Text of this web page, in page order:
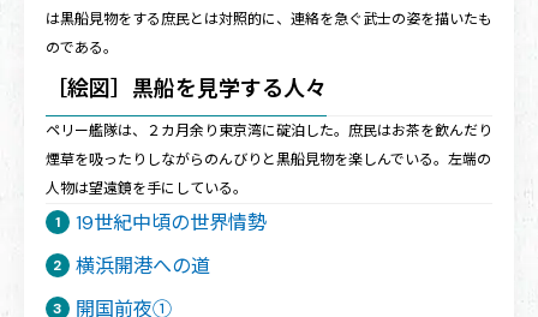
は黒船見物をする庶民とは対照的に、連絡を急ぐ武士の姿を描いたも
のである。
［絵図］黒船を見学する人々
ペリー艦隊は、２カ月余り東京湾に碇泊した。庶民はお茶を飲んだり
煙草を吸ったりしながらのんびりと黒船見物を楽しんでいる。左端の
人物は望遠鏡を手にしている。
19世紀中頃の世界情勢
横浜開港への道
開国前夜①